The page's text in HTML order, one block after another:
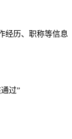
经历、职称等信息
过”